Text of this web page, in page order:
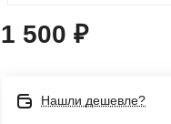
1 500 ₽
Нашли дешевле?